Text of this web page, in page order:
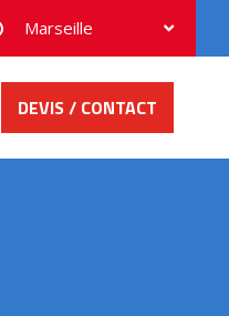
Marseille
DEVIS / CONTACT